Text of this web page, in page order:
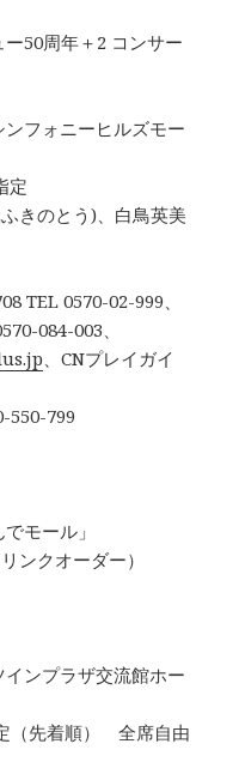
50周年＋2 コンサー
フォニーヒルズモー
定
きのとう)、白鳥英美
TEL 0570-02-999、
084-003、
、CNプレイガイ
550-799
モール」
ンクオーダー）
インプラザ交流館ホー
（先着順） 全席自由